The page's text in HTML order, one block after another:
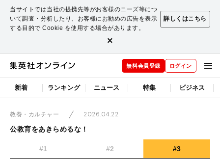
当サイトでは当社の提携先等がお客様のニーズ等につ
いて調査・分析したり、お客様にお勧めの広告を表示
する目的で Cookie を使用する場合があります。
詳しくはこちら
×
無料会員登録 ログイン
新着 ランキング ニュース 特集 ビジネス
教養・カルチャー
2026.04.22
公教育をあきらめるな！
#1 #2 #3